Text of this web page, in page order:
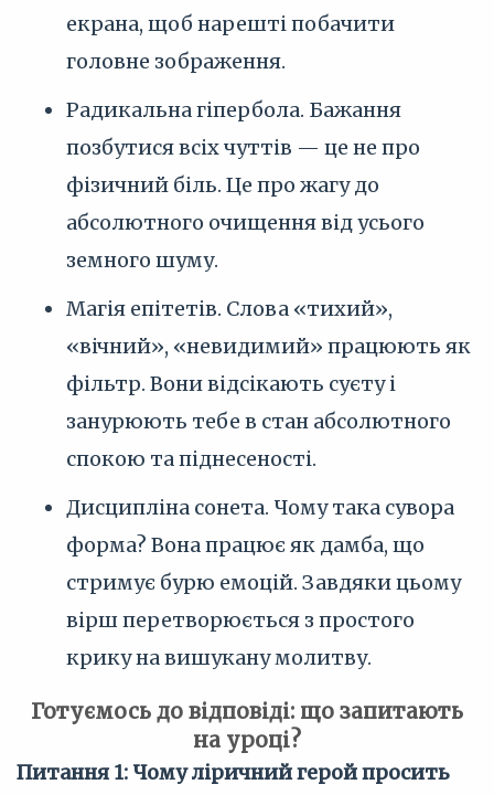
екрана, щоб нарешті побачити
головне зображення.
Радикальна гіпербола. Бажання
позбутися всіх чуттів — це не про
фізичний біль. Це про жагу до
абсолютного очищення від усього
земного шуму.
Магія епітетів. Слова «тихий»,
«вічний», «невидимий» працюють як
фільтр. Вони відсікають суєту і
занурюють тебе в стан абсолютного
спокою та піднесеності.
Дисципліна сонета. Чому така сувора
форма? Вона працює як дамба, що
стримує бурю емоцій. Завдяки цьому
вірш перетворюється з простого
крику на вишукану молитву.
Готуємось до відповіді: що запитають
на уроці?
Питання 1: Чому ліричний герой просить